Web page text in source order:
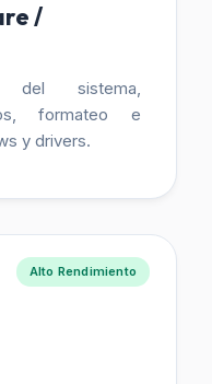
/
del sistema,
formateo e
y drivers.
Alto Rendimiento